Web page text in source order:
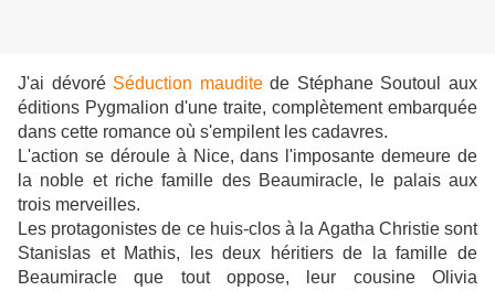
J'ai dévoré Séduction mauditede Stéphane Soutoul aux
éditions Pygmalion d'une traite, complètement embarquée
dans cette romance où s'empilent les cadavres.
L'action se déroule à Nice, dans l'imposante demeure de
la noble et riche famille des Beaumiracle, le palais aux
trois merveilles.
Les protagonistes de ce huis-clos à la Agatha Christie sont
Stanislas et Mathis, les deux héritiers de la famille de
Beaumiracle que tout oppose, leur cousine Olivia